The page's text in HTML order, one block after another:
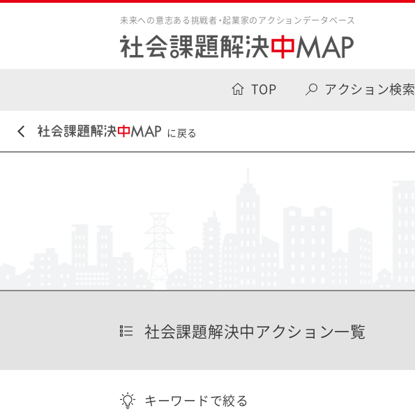
未来への意志ある挑戦者・起業家のアクションデータベース
TOP アクション検索
に戻る
社会課題解決中アクション一覧
キーワードで絞る